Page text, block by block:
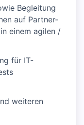
Begleitung
auf Partner-
einem agilen /
für IT-
weiteren